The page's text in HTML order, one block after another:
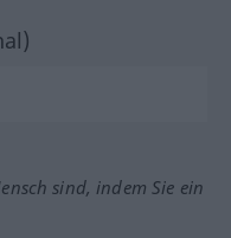
sind, indem Sie ein